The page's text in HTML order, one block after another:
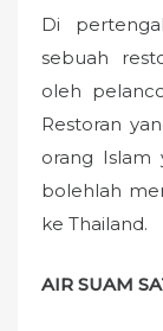
Di
sebuah
oleh
Restoran
orang Islam
bolehlah
ke Thailand.
AIR SUAM